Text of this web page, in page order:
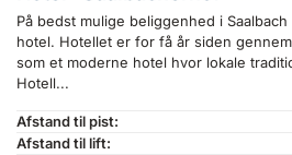
På bedst mulige beliggenhed i
hotel. Hotellet er for få år siden
som et moderne hotel hvor lokale
Hotell...
Afstand til pist:
Afstand til lift: